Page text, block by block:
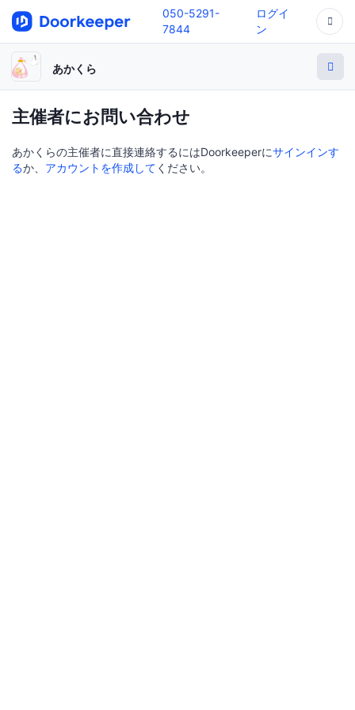
050-5291-
7844
ログイ
ン
あかくら
主催者にお問い合わせ
あかくらの主催者に直接連絡するにはDoorkeeperにサインインす
るか、 アカウントを作成して ください。